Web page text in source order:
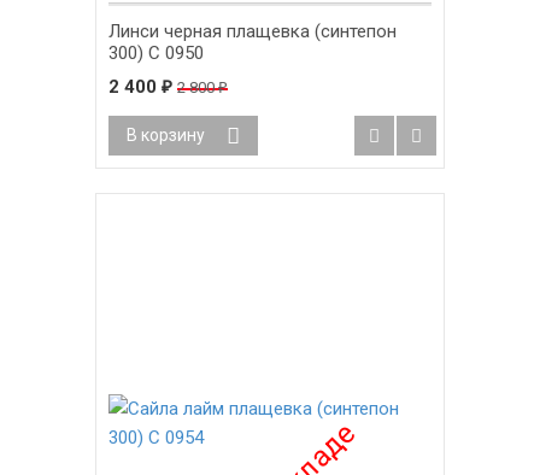
Линси черная плащевка (синтепон
300) С 0950
2 400 ₽ 2 800₽
В корзину